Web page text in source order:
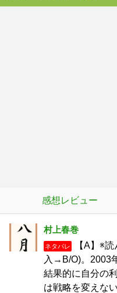
感想レビュー
村上春巻
ネタバレ
【A】※
入→B/O)。2003
結果的に自分の
は戦略を変えな